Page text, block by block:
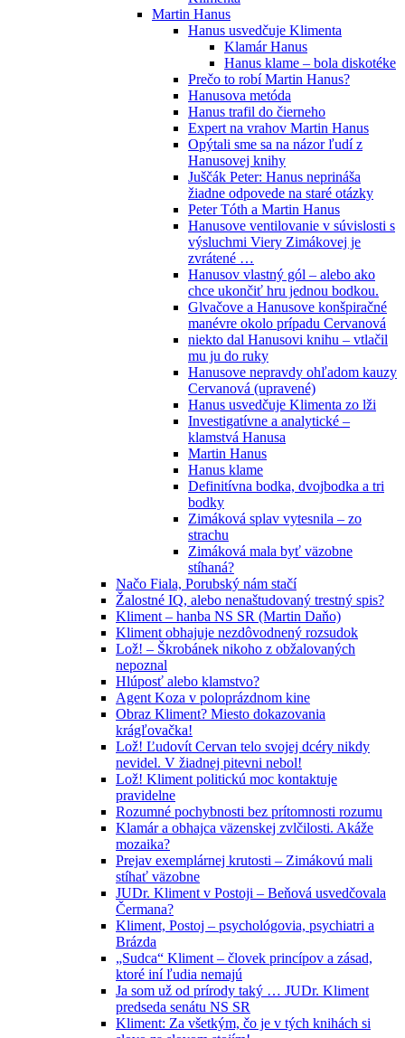
Martin Hanus
Hanus usvedčuje Klimenta
Klamár Hanus
Hanus klame – bola diskotéke
Prečo to robí Martin Hanus?
Hanusova metóda
Hanus trafil do čierneho
Expert na vrahov Martin Hanus
Opýtali sme sa na názor ľudí z
Hanusovej knihy
Juščák Peter: Hanus neprináša
žiadne odpovede na staré otázky
Peter Tóth a Martin Hanus
Hanusove ventilovanie v súvislosti s
výsluchmi Viery Zimákovej je
zvrátené …
Hanusov vlastný gól – alebo ako
chce ukončiť hru jednou bodkou.
Glvačove a Hanusove konšpiračné
manévre okolo prípadu Cervanová
niekto dal Hanusovi knihu – vtlačil
mu ju do ruky
Hanusove nepravdy ohľadom kauzy
Cervanová (upravené)
Hanus usvedčuje Klimenta zo lži
Investigatívne a analytické –
klamstvá Hanusa
Martin Hanus
Hanus klame
Definitívna bodka, dvojbodka a tri
bodky
Zimáková splav vytesnila – zo
strachu
Zimáková mala byť väzobne
stíhaná?
Načo Fiala, Porubský nám stačí
Žalostné IQ, alebo nenaštudovaný trestný spis?
Kliment – hanba NS SR (Martin Daňo)
Kliment obhajuje nezdôvodnený rozsudok
Lož! – Škrobánek nikoho z obžalovaných
nepoznal
Hlúposť alebo klamstvo?
Agent Koza v poloprázdnom kine
Obraz Kliment? Miesto dokazovania
krágľovačka!
Lož! Ľudovít Cervan telo svojej dcéry nikdy
nevidel. V žiadnej pitevni nebol!
Lož! Kliment politickú moc kontaktuje
pravidelne
Rozumné pochybnosti bez prítomnosti rozumu
Klamár a obhajca väzenskej zvlčilosti. Akáže
mozaika?
Prejav exemplárnej krutosti – Zimákovú mali
stíhať väzobne
JUDr. Kliment v Postoji – Beňová usvedčovala
Čermana?
Kliment, Postoj – psychológovia, psychiatri a
Brázda
„Sudca“ Kliment – človek princípov a zásad,
ktoré iní ľudia nemajú
Ja som už od prírody taký … JUDr. Kliment
predseda senátu NS SR
Kliment: Za všetkým, čo je v tých knihách si